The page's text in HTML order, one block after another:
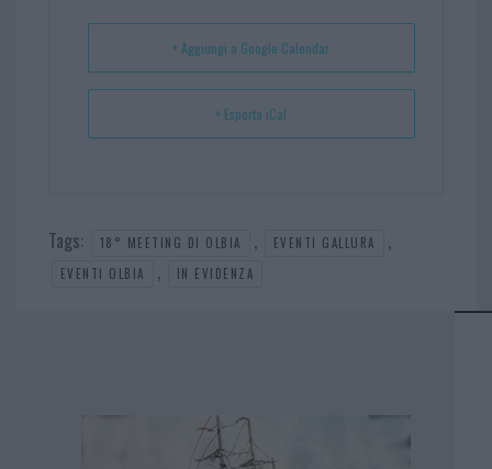
t p
+ Aggiungi a Google Calendar
+ Esporta iCal
Tags: 18° MEETING DI OLBIA , EVENTI GALLURA ,
EVENTI OLBIA , IN EVIDENZA